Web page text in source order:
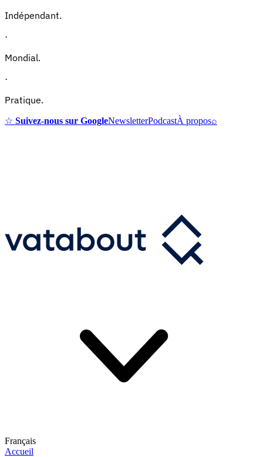
Indépendant.
·
Mondial.
·
Pratique.
☆ Suivez-nous sur GoogleNewsletterPodcastÀ propos⌕
Français
Accueil